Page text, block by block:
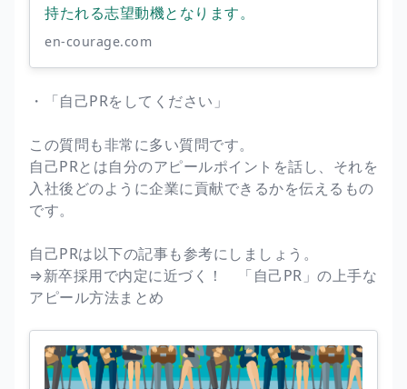
持たれる志望動機となります。
en-courage.com
・「自己PRをしてください」
この質問も非常に多い質問です。
自己PRとは自分のアピールポイントを話し、それを
入社後どのように企業に貢献できるかを伝えるもの
です。
自己PRは以下の記事も参考にしましょう。
⇒新卒採用で内定に近づく！ 「自己PR」の上手な
アピール方法まとめ